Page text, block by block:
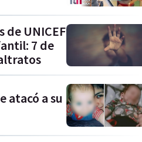
de UNICEF
7 de
atacó a su